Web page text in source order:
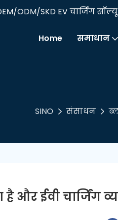
ODM/SKD EV चार्जिंग
Home समाधान
SINO संसाधन
है और ईवी चार्जिंग